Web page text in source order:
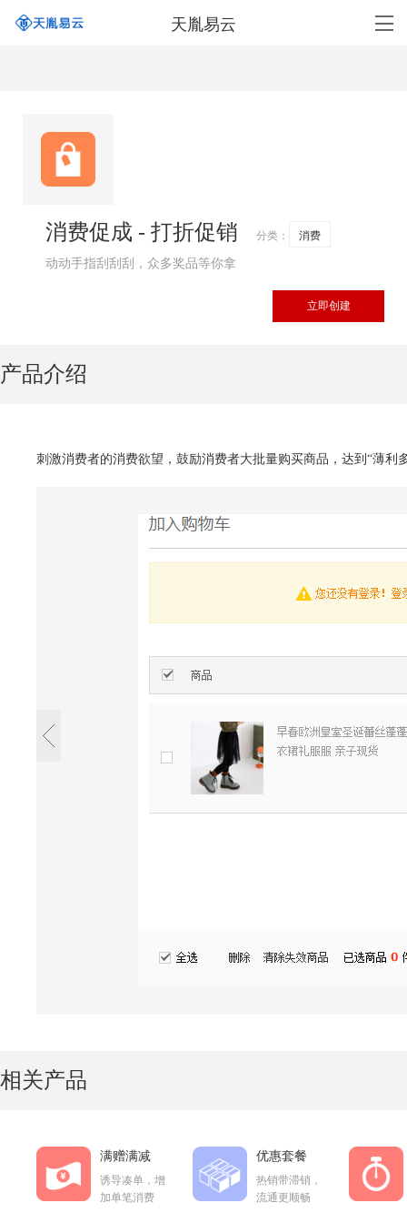
天胤易云
消费促成 - 打折促销 分类： 消费
动动手指刮刮刮，众多奖品等你拿
立即创建
产品介绍
刺激消费者的消费欲望，鼓励消费者大批量购买商品，达到“薄利
相关产品
满赠满减
诱导凑单，增
加单笔消费
优惠套餐
热销带滞销，
流通更顺畅